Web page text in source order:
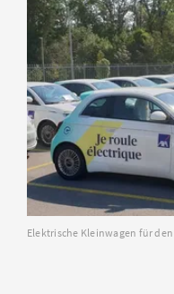
Elektrische Kleinwagen für